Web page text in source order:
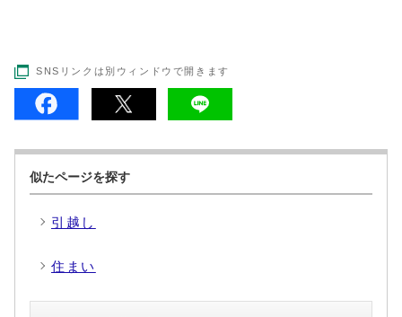
SNSリンクは別ウィンドウで開きます
似たページを探す
引越し
住まい